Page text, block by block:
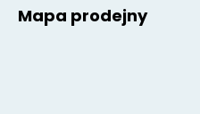
Mapa prodejny